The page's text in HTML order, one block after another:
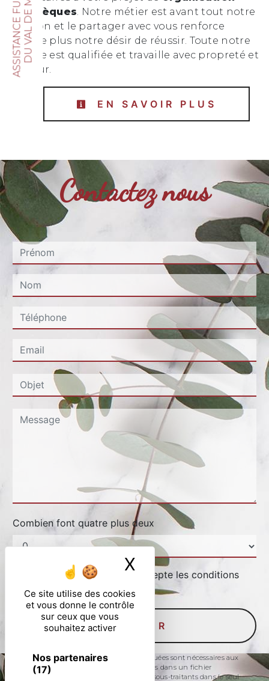
Ce site utilise des cookies
et vous donne le contrôle
sur ceux que vous
souhaitez activer
Nos partenaires
(17)
X Masquer le
d’obsèques. Notre métier est avant tout notre
passion et le partager avec vous renforce
encore plus notre désir de réussir. Toute notre
équipe est qualifiée et travaille avec propreté et
rigueur.
EN SAVOIR PLUS
Contactez nous
Combien font quatre plus deux
En cochant cette case, j'accepte les conditions
particulières ci-dessous **
ENVOYER
** Les données personnelles communiquées sont nécessaires aux
fins de vous contacter et sont enregistrées dans un fichier
informatisé. Elles sont destinées à et ses sous-traitants dans le seul